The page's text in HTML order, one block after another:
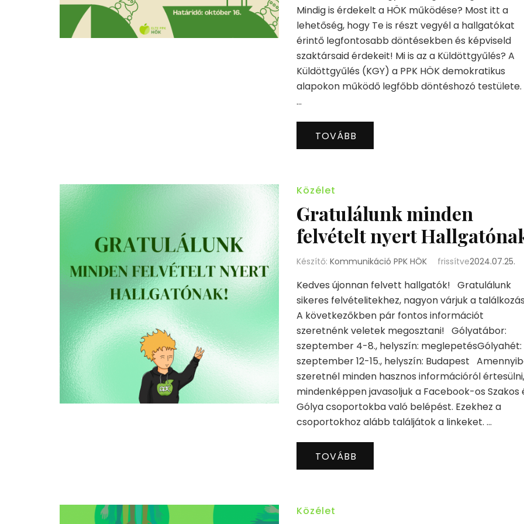
Mindig is érdekelt a HÖK működése? Most itt a
lehetőség, hogy Te is részt vegyél a hallgatókat
érintő legfontosabb döntésekben és képviseld
szaktársaid érdekeit! Mi is az a Küldöttgyűlés? A
Küldöttgyűlés (KGY) a PPK HÖK demokratikus
alapokon működő legfőbb döntéshozó testülete.
…
TOVÁBB
Közélet
Gratulálunk minden
felvételt nyert
Készítő: Kommunikáció PPK HÖK frissítve2024.07.25.
Kedves újonnan felvett hallgatók! Gratulálunk
sikeres felvételitekhez, nagyon várjuk a
A következőkben pár fontos információt
szeretnénk veletek megosztani! Gólyatábor:
szeptember 4-8., helyszín: meglepetésGólyahét:
szeptember 12-15., helyszín: Budapest
szeretnél minden hasznos információról értesülni,
mindenképpen javasoljuk a Facebook-os Szakos
Gólya csoportokba való belépést. Ezekhez a
csoportokhoz alább találjátok a linkeket. …
TOVÁBB
Közélet